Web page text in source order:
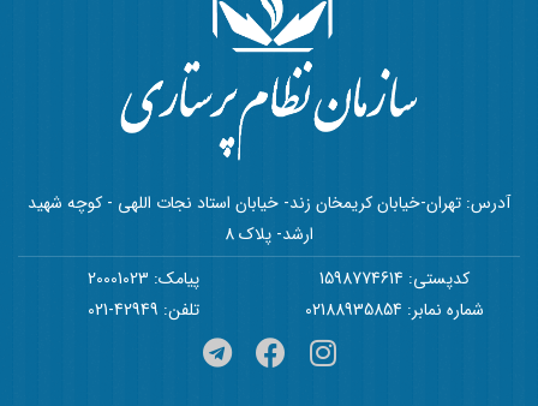
آدرس: تهران-خیابان کریمخان زند- خیابان استاد نجات اللهی - کوچه شهید
ارشد- پلاک 8
کدپستی: 1598774614
پیامک: 20001023
شماره نمابر: 02188935854
تلفن: 42949-021